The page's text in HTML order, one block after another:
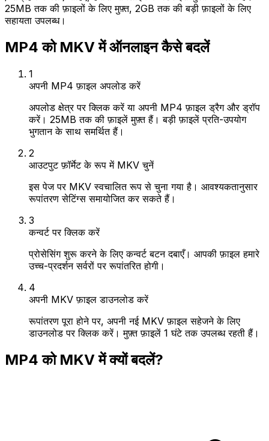
25MB तक की फ़ाइलों के लिए मुफ़्त, 2GB तक की बड़ी फ़ाइलों के लिए
सहायता उपलब्ध।
MP4 को MKV में ऑनलाइन कैसे बदलें
1
अपनी MP4 फ़ाइल अपलोड करें
अपलोड क्षेत्र पर क्लिक करें या अपनी MP4 फ़ाइल ड्रैग और ड्रॉप
करें। 25MB तक की फ़ाइलें मुफ़्त हैं। बड़ी फ़ाइलें प्रति-उपयोग
भुगतान के साथ समर्थित हैं।
2
आउटपुट फ़ॉर्मेट के रूप में MKV चुनें
इस पेज पर MKV स्वचालित रूप से चुना गया है। आवश्यकतानुसार
रूपांतरण सेटिंग्स समायोजित कर सकते हैं।
3
कन्वर्ट पर क्लिक करें
प्रोसेसिंग शुरू करने के लिए कन्वर्ट बटन दबाएँ। आपकी फ़ाइल हमारे
उच्च-प्रदर्शन सर्वरों पर रूपांतरित होगी।
4
अपनी MKV फ़ाइल डाउनलोड करें
रूपांतरण पूरा होने पर, अपनी नई MKV फ़ाइल सहेजने के लिए
डाउनलोड पर क्लिक करें। मुफ़्त फ़ाइलें 1 घंटे तक उपलब्ध रहती हैं।
MP4 को MKV में क्यों बदलें?